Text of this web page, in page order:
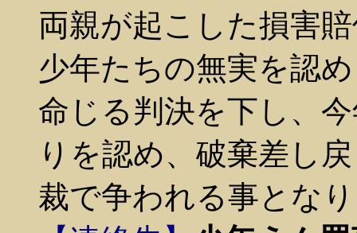
両親が起こした損害
少年たちの無実を認
命じる判決を下し、
りを認め、破棄差し
裁で争われる事とな